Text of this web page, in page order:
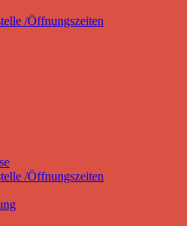
/Öffnungszeiten
/Öffnungszeiten